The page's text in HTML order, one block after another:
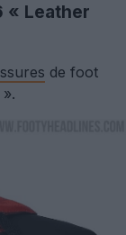
« Leather
de foot